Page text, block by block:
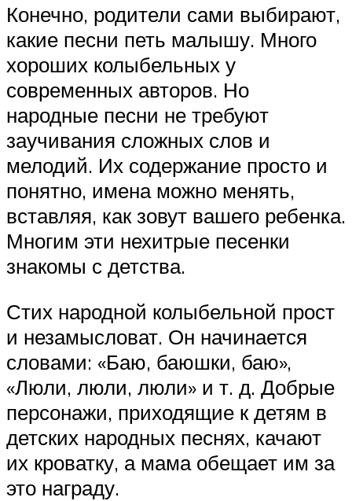
Конечно, родители сами выбирают,
какие песни петь малышу. Много
хороших колыбельных у
современных авторов. Но
народные песни не требуют
заучивания сложных слов и
мелодий. Их содержание просто и
понятно, имена можно менять,
вставляя, как зовут вашего ребенка.
Многим эти нехитрые песенки
знакомы с детства.
Стих народной колыбельной прост
и незамысловат. Он начинается
словами: «Баю, баюшки, баю»,
«Люли, люли, люли» и т. д. Добрые
персонажи, приходящие к детям в
детских народных песнях, качают
их кроватку, а мама обещает им за
это награду.